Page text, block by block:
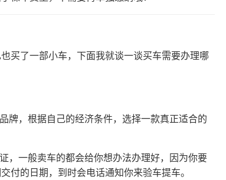
买了一部小车，下面我就谈一谈买车需要办理哪
品牌，根据自己的经济条件，选择一款真正适合的
，一般卖车的都会给你想办法办理好，因为你要
付的日期，到时会电话通知你来验车提车。